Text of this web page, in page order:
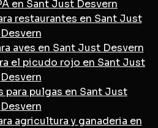
en Sant Just Desvern
restaurantes en Sant Just
Desvern
aves en Sant Just Desvern
el picudo rojo en Sant Just
Desvern
para pulgas en Sant Just
Desvern
agricultura y ganaderia en